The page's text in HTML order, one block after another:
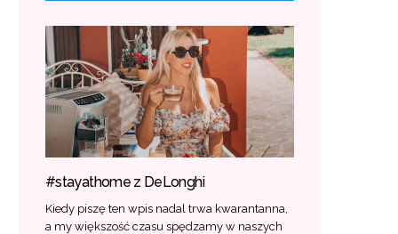
#stayathome z DeLonghi
Kiedy piszę ten wpis nadal trwa kwarantanna,
a my większość czasu spędzamy w naszych